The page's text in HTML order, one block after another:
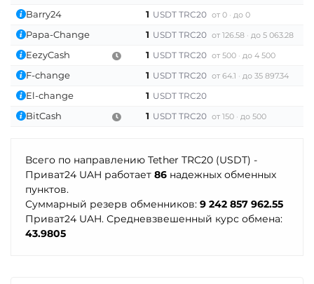
Barry24 1 USDT TRC20 от 0 до 0
Papa-Change 1 USDT TRC20 от 126.58 до 5 063.28
EezyCash 1 USDT TRC20 от 500 до 4 500
F-change 1 USDT TRC20 от 64.1 до 35 897.34
El-change 1 USDT TRC20
BitCash 1 USDT TRC20 от 150 до 500
Всего по направлению Tether TRC20 (USDT) -
Приват24 UAH работает 86 надежных обменных
пунктов.
Суммарный резерв обменников: 9 242 857 962.55
Приват24 UAH. Средневзвешенный курс обмена:
43.9805